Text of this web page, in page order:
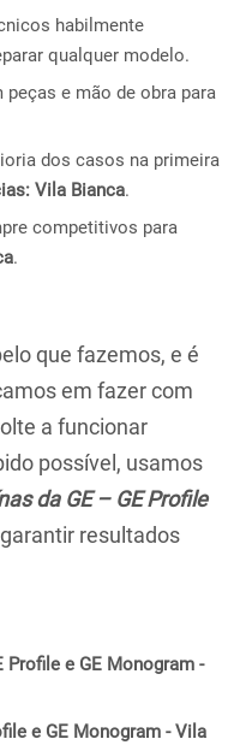
habilmente
qualquer modelo.
e mão de obra para
dos casos na primeira
Vila Bianca.
competitivos para
.
que fazemos, e é
em fazer com
a funcionar
possível, usamos
da GE – GE Profile
resultados
Profile e GE Monogram -
e GE Monogram - Vila